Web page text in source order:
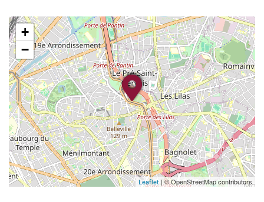
+
−
Leaflet | © OpenStreetMap contributors